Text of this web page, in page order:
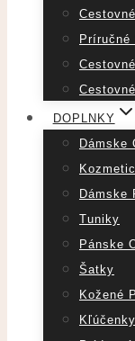
Príručné
DOPLNKY
Dámske
Dámske
Tuniky
Pánske
Šatky
Kožené
Kľúčenky